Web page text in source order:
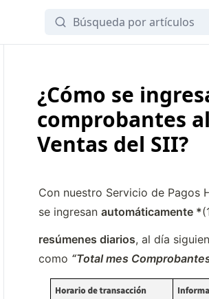
¿Cómo se
comprobantes
Ventas del SII?
Con nuestro Servicio de Pagos
se ingresan automáticamente *
resúmenes diarios, al día
como “Total mes